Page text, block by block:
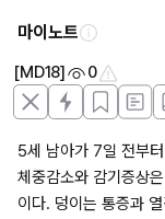
마이노트
[MD18] 0
5세 남아가 7일 전부
체중감소와 감기증
이다. 덩이는 통증과